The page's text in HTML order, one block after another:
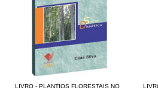
LIVRO - PLANTIOS FLORESTAIS NO